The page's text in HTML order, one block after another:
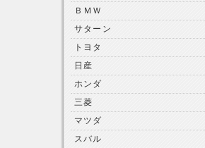
ＢＭＷ
サターン
トヨタ
日産
ホンダ
三菱
マツダ
スバル